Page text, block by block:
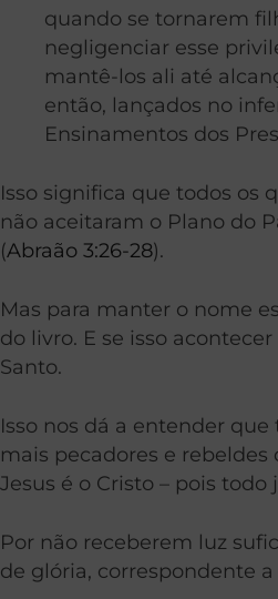
quando se tornarem
negligenciar esse
mantê-los ali até
então, lançados no
Ensinamentos dos
Isso significa que todos os
não aceitaram o Plano do
(Abraão 3:26-28).
Mas para manter o nome
do livro. E se isso
Santo.
Isso nos dá a entender
mais pecadores e
Jesus é o Cristo – pois
Por não receberem luz
de glória, correspondente